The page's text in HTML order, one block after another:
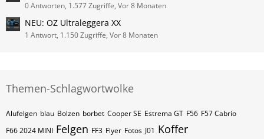
0 Antworten, 1.577 Zugriffe, Vor 8 Monaten
NEU: OZ Ultraleggera XX
1 Antwort, 1.150 Zugriffe, Vor 8 Monaten
Themen-Schlagwortwolke
Alufelgen blau Bolzen borbet Cooper SE Estrema GT F56 F57 Cabrio
F66 2024 MINI Felgen FF3 Flyer Fotos J01 Koffer